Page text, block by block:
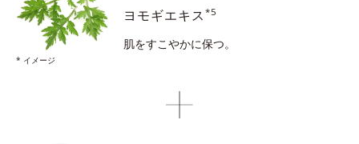
* イメージ
ヨモギエキス *5
肌をすこやかに保つ。